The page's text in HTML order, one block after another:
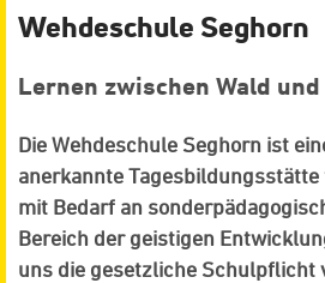
Wehdeschule Seghorn
Lernen zwischen Wald und
Die Wehdeschule Seghorn ist
anerkannte
mit Bedarf an
Bereich der geistigen
uns die gesetzliche Schulpflicht